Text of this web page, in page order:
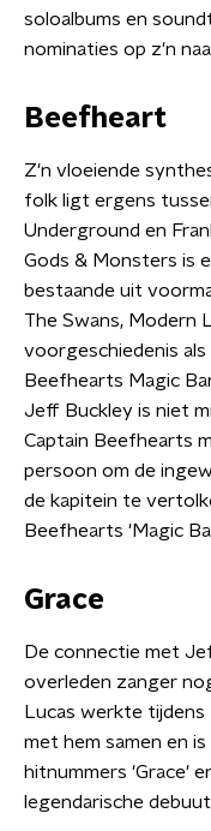
soloalbums en
nominaties op z'n
Beefheart
Z'n vloeiende
folk ligt ergens
Underground en
Gods & Monsters is
bestaande uit
The Swans, Modern
voorgeschiedenis als
Beefhearts Magic
Jeff Buckley is niet
Captain Beefhearts
persoon om de
de kapitein te
Beefhearts 'Magic
Grace
De connectie met
overleden zanger
Lucas werkte
met hem samen en
hitnummers 'Grace'
legendarische